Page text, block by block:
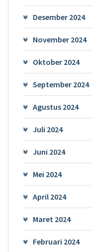
Desember 2024
November 2024
Oktober 2024
September 2024
Agustus 2024
Juli 2024
Juni 2024
Mei 2024
April 2024
Maret 2024
Februari 2024